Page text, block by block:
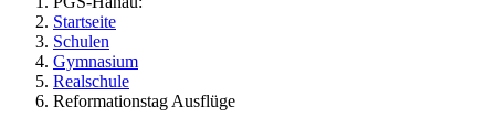
Startseite
Schulen
Gymnasium
Realschule
Reformationstag Ausflüge